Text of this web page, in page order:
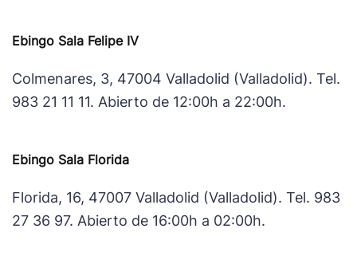
Ebingo Sala Felipe IV
Colmenares, 3, 47004 Valladolid (Valladolid). Tel.
983 21 11 11. Abierto de 12:00h a 22:00h.
Ebingo Sala Florida
Florida, 16, 47007 Valladolid (Valladolid). Tel. 983
27 36 97. Abierto de 16:00h a 02:00h.